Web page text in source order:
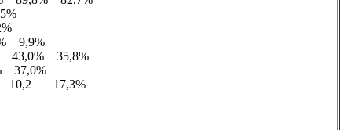
9,9%
43,0% 35,8%
37,0%
10,2 17,3%